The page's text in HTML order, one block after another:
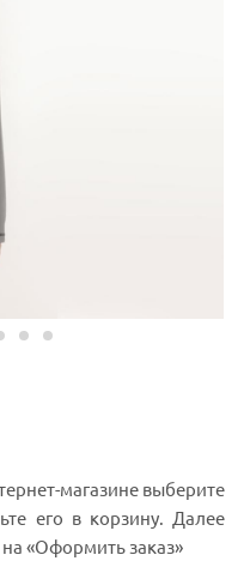
магазине выберите
его в корзину. Далее
«Оформить заказ»